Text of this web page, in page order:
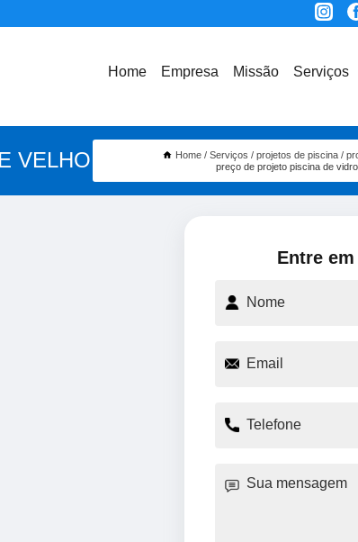
Home Empresa Missão Serviços
VELHO Home Serviços projetos de piscina
preço de projeto piscina de
Entre